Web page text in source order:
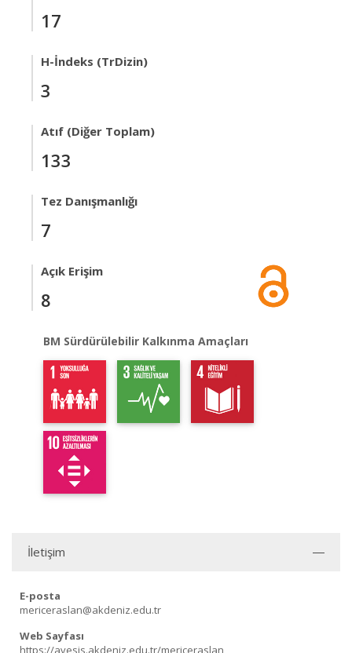
17
H-İndeks (TrDizin)
3
Atıf (Diğer Toplam)
133
Tez Danışmanlığı
7
Açık Erişim
8
BM Sürdürülebilir Kalkınma Amaçları
İletişim
E-posta
mericeraslan@akdeniz.edu.tr
Web Sayfası
https://avesis.akdeniz.edu.tr/mericeraslan